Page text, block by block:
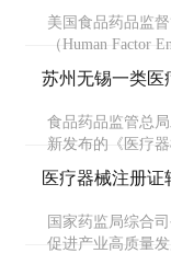
美国食品药品监
（Human Factor
苏州无锡一类医
食品药品监管总
新发布的《医疗
医疗器械注册
国家药监局综合
促进产业高质量